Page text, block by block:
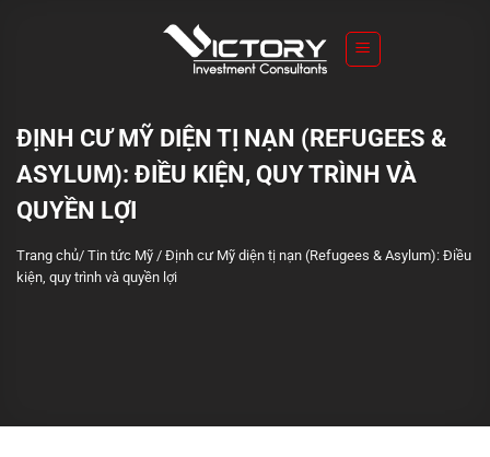
ĐỊNH CƯ MỸ DIỆN TỊ NẠN (REFUGEES &
ASYLUM): ĐIỀU KIỆN, QUY TRÌNH VÀ
QUYỀN LỢI
Trang chủ/ Tin tức Mỹ / Định cư Mỹ diện tị nạn (Refugees & Asylum): Điều
kiện, quy trình và quyền lợi